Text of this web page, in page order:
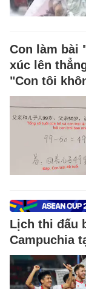
Con làm bài
xúc lên
"Con tôi
Lịch thi đấu
Campuchia